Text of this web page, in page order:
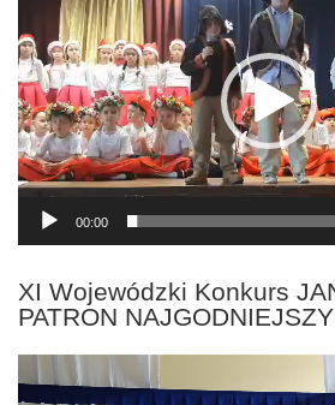
00:00
XI Wojewódzki Konkurs
PATRON NAJGODNIEJSZY
Odtwarzacz
video